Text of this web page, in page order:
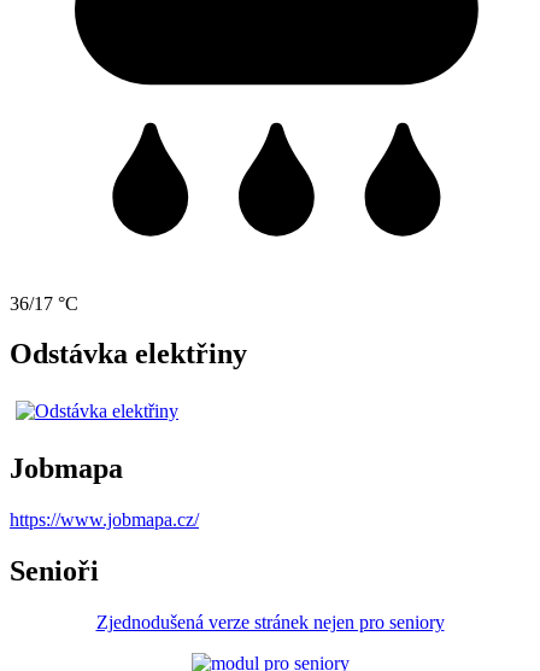
36/17 °C
Odstávka elektřiny
Jobmapa
https://www.jobmapa.cz/
Senioři
Zjednodušená verze stránek nejen pro seniory